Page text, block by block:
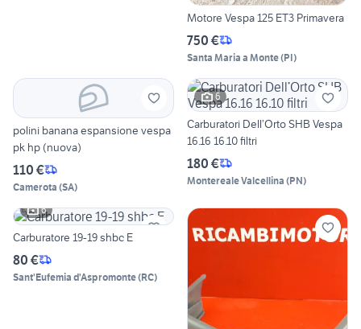
Motore Vespa 125 ET3 Primavera
750 €
Santa Maria a Monte(PI)
polini banana espansione vespa
pk hp (nuova)
110 €
Camerota (SA)
6
Carburatori Dell’Orto SHB Vespa
16.16 16.10 filtri
180 €
Montereale Valcellina (PN)
6
Carburatore 19-19 shbc E
80 €
Sant'Eufemia d'Aspromonte(RC)